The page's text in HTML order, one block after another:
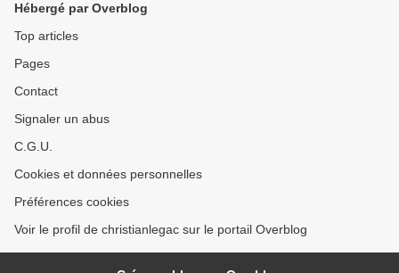
Hébergé par Overblog
Top articles
Pages
Contact
Signaler un abus
C.G.U.
Cookies et données personnelles
Préférences cookies
Voir le profil de christianlegac sur le portail Overblog